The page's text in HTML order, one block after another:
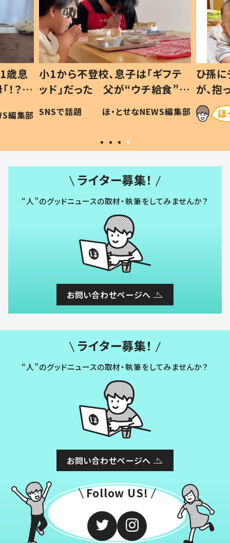
歳息
？」
編集部
小1から不登校、息子は「ギフテ
ッド」だった 父が“ウチ給食”を
作り続ける理由とは #令和の親
#令和の子
SNSで話題 ほ・とせなNEWS編集部
ひ孫
が、
「涙が
い」
ライター募集！
“人”のグッドニュースの取材・執筆をしてみませんか？
お問い合わせページへ
ライター募集！
“人”のグッドニュースの取材・執筆をしてみませんか？
お問い合わせページへ
Follow US!